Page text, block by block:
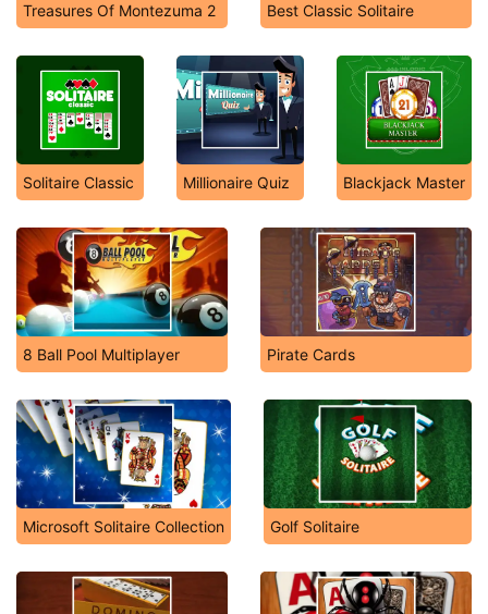
Treasures Of Montezuma 2 Best Classic Solitaire
Solitaire Classic Millionaire Quiz Blackjack Master
8 Ball Pool Multiplayer Pirate Cards
Microsoft Solitaire Collection Golf Solitaire